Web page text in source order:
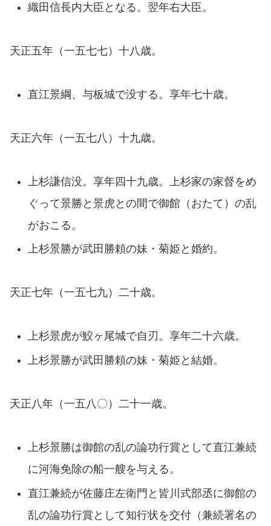
織田信長内大臣となる。翌年右大臣。
天正五年（一五七七）十八歳。
直江景綱、与板城で没する。享年七十歳。
天正六年（一五七八）十九歳。
上杉謙信没。享年四十九歳。上杉家の家督をめ
ぐって景勝と景虎との間で御館（おたて）の乱
がおこる。
上杉景勝が武田勝頼の妹・菊姫と婚約。
天正七年（一五七九）二十歳。
上杉景虎が鮫ヶ尾城で自刃。享年二十六歳。
上杉景勝が武田勝頼の妹・菊姫と結婚。
天正八年（一五八〇）二十一歳。
上杉景勝は御館の乱の論功行賞として直江兼続
に河海免除の船一艘を与える。
直江兼続が佐藤庄左衛門と皆川式部丞に御館の
乱の論功行賞として知行状を交付（兼続署名の